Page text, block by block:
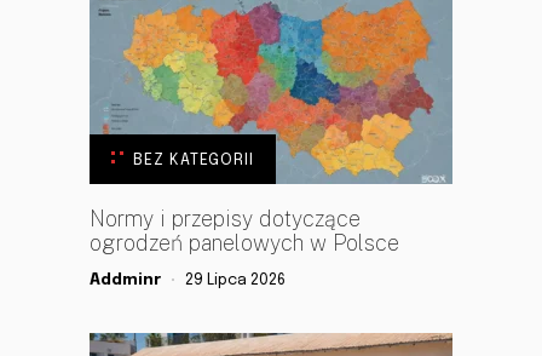
BEZ KATEGORII
Normy i przepisy dotyczące
ogrodzeń panelowych w Polsce
Addminr 29 Lipca 2026